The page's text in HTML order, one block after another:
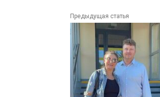
Предыдущая статья